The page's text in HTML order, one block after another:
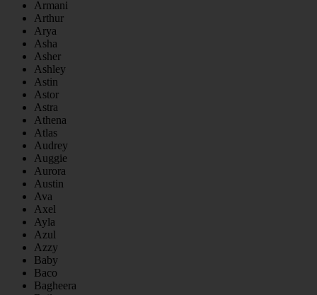
Armani
Arthur
Arya
Asha
Asher
Ashley
Astin
Astor
Astra
Athena
Atlas
Audrey
Auggie
Aurora
Austin
Ava
Axel
Ayla
Azul
Azzy
Baby
Baco
Bagheera